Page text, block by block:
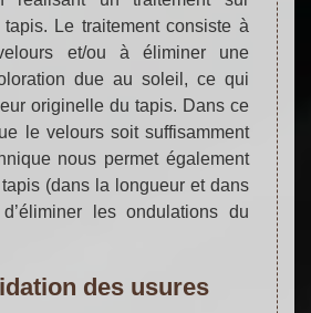
Le traitement consiste à
et/ou à éliminer une
due au soleil, ce qui
originelle du tapis. Dans ce
le velours soit suffisamment
nous permet également
(dans la longueur et dans
les ondulations du
des usures